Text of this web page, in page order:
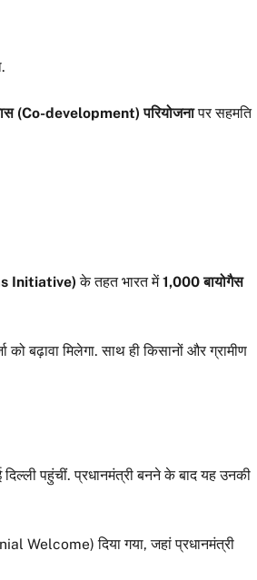
(Co-development) परियोजनापर सहमति
Initiative) के तहत भारत में1,000 बायोगैस
बढ़ावा मिलेगा. साथ ही किसानों और ग्रामीण
दिल्ली पहुंचीं. प्रधानमंत्री बनने के बाद यह उनकी
Welcome) दिया गया, जहां प्रधानमंत्री